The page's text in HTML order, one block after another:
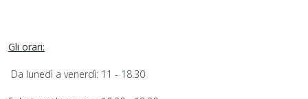
Gli orari:
Da lunedì a venerdì: 11 - 18.30